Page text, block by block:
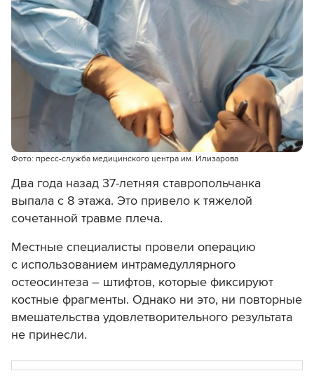
Фото: пресс-служба медицинского центра им. Илизарова
Два года назад 37-летняя ставропольчанка
выпала с 8 этажа. Это привело к тяжелой
сочетанной травме плеча.
Местные специалисты провели операцию
с использованием интрамедуллярного
остеосинтеза – штифтов, которые фиксируют
костные фрагменты. Однако ни это, ни повторные
вмешательства удовлетворительного результата
не принесли.